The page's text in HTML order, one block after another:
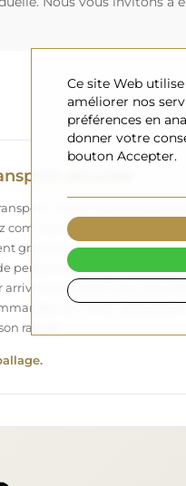
sécurisé
– nous nous occupons
commandé arrive en toute
gratuitement. Nous
personnel formé, c’est
en parfait état, sans frais
un miroir de grande
rapide.
Ce site Web
améliorer nos
préférences en
donner votre
bouton Accepter.